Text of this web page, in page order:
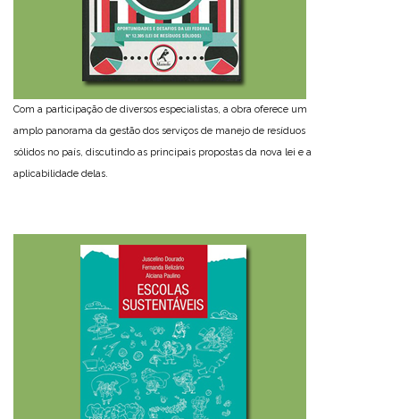
Com a participação de diversos especialistas, a obra oferece um
amplo panorama da gestão dos serviços de manejo de resíduos
sólidos no país, discutindo as principais propostas da nova lei e a
aplicabilidade delas.